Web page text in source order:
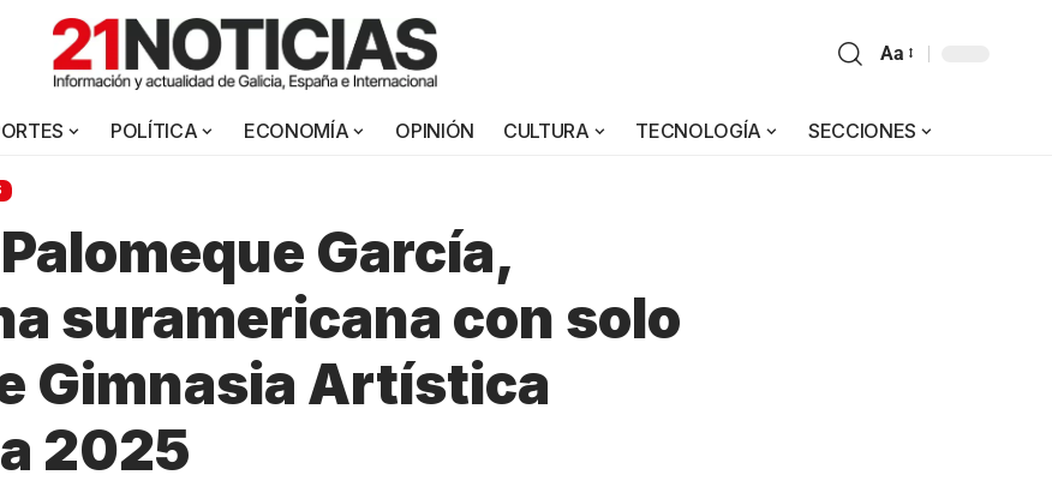
Aa
POLÍTICA ECONOMÍA OPINIÓN CULTURA TECNOLOGÍA SECCIONES
García,
suramericana con solo
Gimnasia Artística
2025